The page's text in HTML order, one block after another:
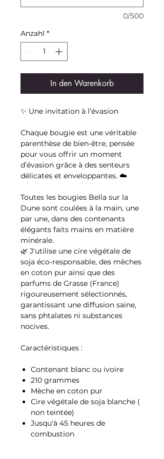
0/500
Anzahl *
In den Warenkorb
✨ Une invitation à l’évasion
Chaque bougie est une véritable
parenthèse de bien-être, pensée
pour vous offrir un moment
d’évasion grâce à des senteurs
délicates et enveloppantes. ☁️
Toutes les bougies Bella sur la
Dune sont coulées à la main, une
par une, dans des contenants
élégants faits mains en matière
minérale.
🌿 J'utilise une cire végétale de
soja éco-responsable, des mèches
en coton pur ainsi que des
parfums de Grasse (France)
rigoureusement sélectionnés,
garantissant une diffusion saine,
sans phtalates ni substances
nocives.
Caractéristiques :
Contenant blanc ou ivoire
210 grammes
Mèche en coton pur
Cire végétale de soja blanche (
non teintée)
Jusqu'à 45 heures de
combustion